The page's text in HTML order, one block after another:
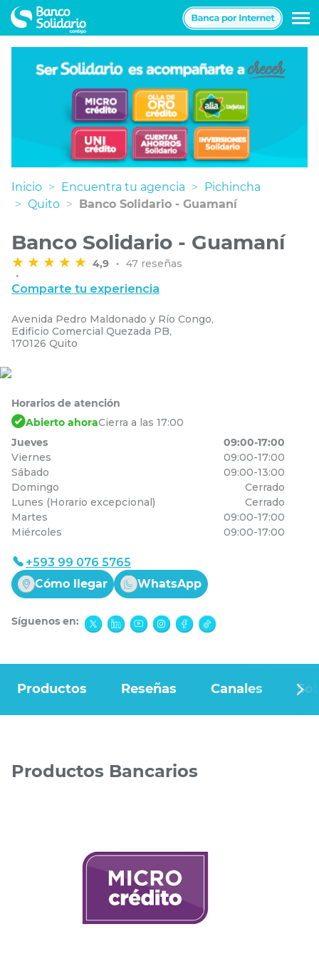
Navegación
principal
Inicio Encuentra tu agencia
Pichincha
Quito
Banco Solidario - Guamaní
Banco Solidario - Guamaní
4,9 47 reseñas
Comparte tu experiencia
Avenida Pedro Maldonado y Río Congo,
Edificio Comercial Quezada PB,
170126 Quito
Horarios de atención
Abierto ahoraCierra a las 17:00
Jueves
09:00-17:00
Viernes
09:00-17:00
Sábado
09:00-13:00
Domingo
Cerrado
Lunes (Horario excepcional)
Cerrado
Martes
09:00-17:00
Miércoles
09:00-17:00
+593 99 076 5765
Cómo llegar
WhatsApp
Síguenos en:
Productos Reseñas Canales
Productos Bancarios